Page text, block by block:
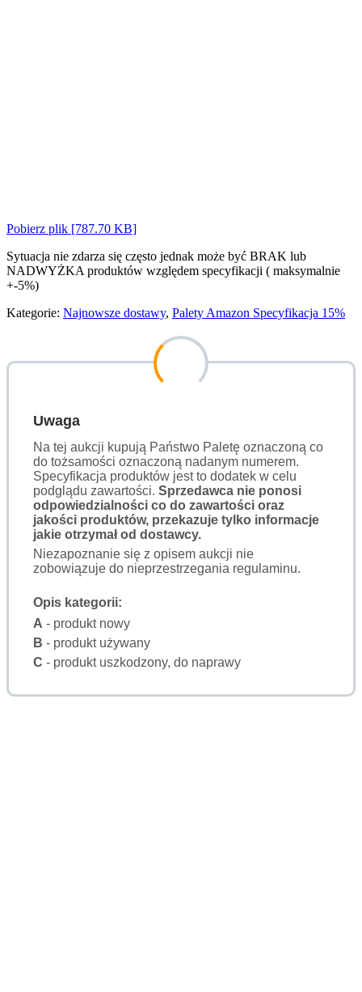
Pobierz plik [787.70 KB]
Sytuacja nie zdarza się często jednak może być BRAK lub
NADWYŻKA produktów względem specyfikacji ( maksymalnie
+-5%)
Kategorie: Najnowsze dostawy, Palety Amazon Specyfikacja 15%
Uwaga
Na tej aukcji kupują Państwo Paletę oznaczoną co
do tożsamości oznaczoną nadanym numerem.
Specyfikacja produktów jest to dodatek w celu
podglądu zawartości. Sprzedawca nie ponosi
odpowiedzialności co do zawartości oraz
jakości produktów, przekazuje tylko informacje
jakie otrzymał od dostawcy.
Niezapoznanie się z opisem aukcji nie
zobowiązuje do nieprzestrzegania regulaminu.
Opis kategorii:
A - produkt nowy
B - produkt używany
C - produkt uszkodzony, do naprawy